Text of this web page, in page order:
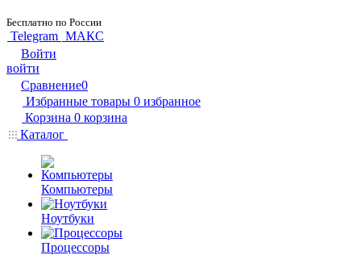
Бесплатно по России
Telegram МАКС
Войти
войти
Сравнение0
Избранные товары 0 избранное
Корзина 0 корзина
Каталог
Компьютеры
Ноутбуки
Процессоры